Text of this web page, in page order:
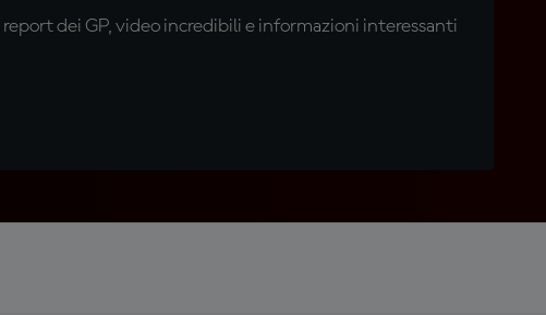
dei GP, video incredibili e informazioni interessanti